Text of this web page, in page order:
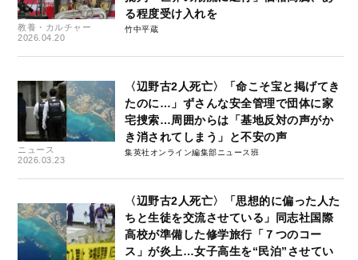
教養・カルチャー
2026.04.20
る程度受け入れを
竹中平蔵
ニュース
2026.03.23
〈辺野古2人死亡〉「命こそ宝と掲げてき
たのに…」ずさんな安全管理で団体に家
宅捜索…周囲からは「基地反対の声がか
き消されてしまう」と不安の声
集英社オンライン編集部ニュース班
〈辺野古2人死亡〉「思想的に偏った人た
ちと生徒を交流させている」同志社国際
高校が準備した修学旅行「７つのコー
ス」が炎上…女子高生を“民泊”させてい